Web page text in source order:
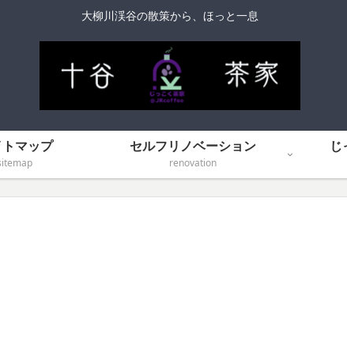
大柳川渓谷の散策から、ほっと一息
マップ
セルフリノベーション
renovation
じ